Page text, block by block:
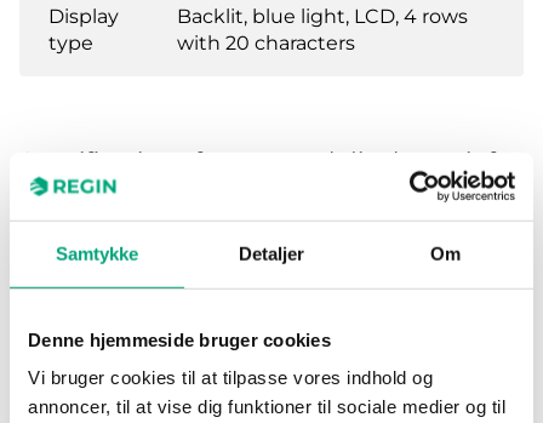
Samtykke Detaljer Om
Denne hjemmeside bruger cookies
Vi bruger cookies til at tilpasse vores indhold og
annoncer, til at vise dig funktioner til sociale medier og til
Display
type
Backlit, blue light, LCD, 4 rows
with 20 characters
Specifications for External display unit for
EXOclever, EXOcompact, Corrigo and
Exigo
Power Supply
24VDC (24...24
Protection class IP30